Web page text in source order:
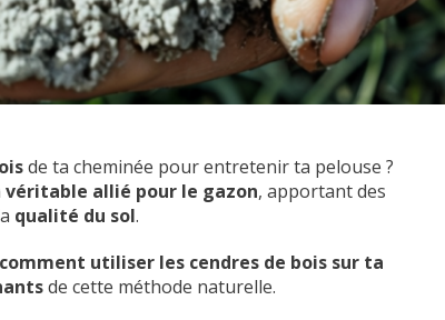
de ta cheminée pour entretenir ta pelouse ?
véritable allié pour le gazon, apportant des
qualité du sol.
utiliser les cendres de bois sur ta
de cette méthode naturelle.